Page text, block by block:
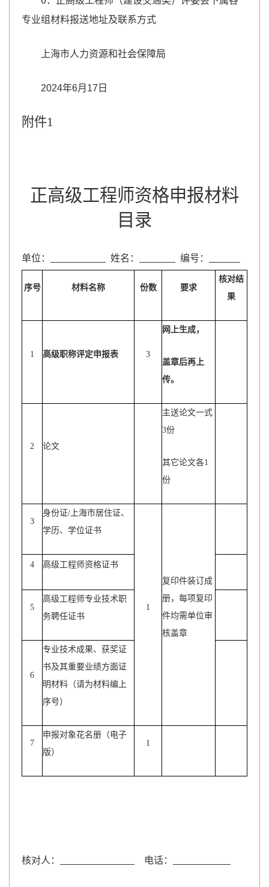
专业组材料报送地址及联系方式
上海市人力资源和社会保障局
2024年6月17日
附件1
正高级工程师资格申报材料
目录
单位： 姓名： 编号：
序号 材料名称 份数 要求
核对结
果
1 高级职称评定申报表 3
网上生成，
盖章后再上
传。
2 论文
主送论文一式
3份
其它论文各1
份
3
身份证/ 上海市居住证、
学历、学位证书
1
复印件装订成
册，每项复印
件均需单位审
核盖章
4 高级工程师资格证书
5
高级工程师专业技术职
务聘任证书
6
专业技术成果、获奖证
书及其重要业绩方面证
明材料（请为材料编上
序号）
7
申报对象花名册（电子
版）
1
核对人： 电话：